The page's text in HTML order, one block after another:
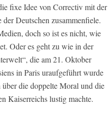
fixe Idee von Correctiv mit der
Deutschen zusammenfiele.
doch so ist es nicht, wie
Oder es geht zu wie in der
die am 21. Oktober
in Paris uraufgeführt wurde
die doppelte Moral und die
Kaiserreichs lustig machte.